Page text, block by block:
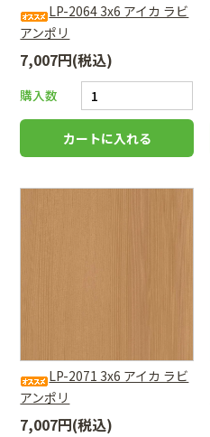
LP-2064 3x6 アイカ ラビ
アンポリ
7,007円(税込)
購入数
LP-2071 3x6 アイカ ラビ
アンポリ
7,007円(税込)